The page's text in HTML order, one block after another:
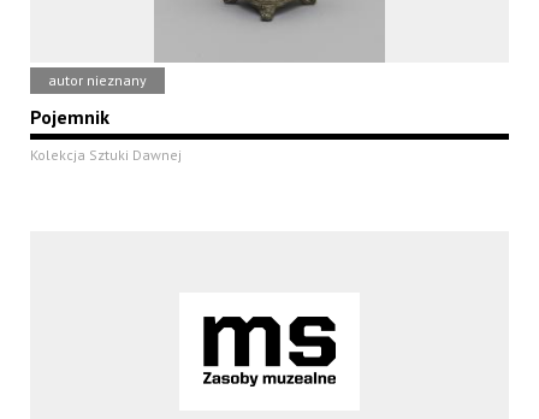
autor nieznany
Pojemnik
Kolekcja Sztuki Dawnej